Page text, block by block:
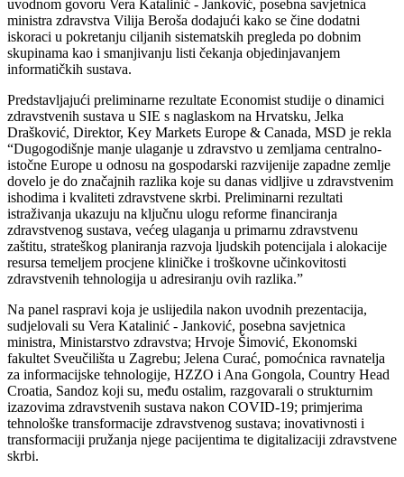
uvodnom govoru Vera Katalinić - Janković, posebna savjetnica
ministra zdravstva Vilija Beroša dodajući kako se čine dodatni
iskoraci u pokretanju ciljanih sistematskih pregleda po dobnim
skupinama kao i smanjivanju listi čekanja objedinjavanjem
informatičkih sustava.
Predstavljajući preliminarne rezultate Economist studije o dinamici
zdravstvenih sustava u SIE s naglaskom na Hrvatsku, Jelka
Drašković, Direktor, Key Markets Europe & Canada, MSD je rekla
“Dugogodišnje manje ulaganje u zdravstvo u zemljama centralno-
istočne Europe u odnosu na gospodarski razvijenije zapadne zemlje
dovelo je do značajnih razlika koje su danas vidljive u zdravstvenim
ishodima i kvaliteti zdravstvene skrbi. Preliminarni rezultati
istraživanja ukazuju na ključnu ulogu reforme financiranja
zdravstvenog sustava, većeg ulaganja u primarnu zdravstvenu
zaštitu, strateškog planiranja razvoja ljudskih potencijala i alokacije
resursa temeljem procjene kliničke i troškovne učinkovitosti
zdravstvenih tehnologija u adresiranju ovih razlika.”
Na panel raspravi koja je uslijedila nakon uvodnih prezentacija,
sudjelovali su Vera Katalinić - Janković, posebna savjetnica
ministra, Ministarstvo zdravstva; Hrvoje Šimović, Ekonomski
fakultet Sveučilišta u Zagrebu; Jelena Curać, pomoćnica ravnatelja
za informacijske tehnologije, HZZO i Ana Gongola, Country Head
Croatia, Sandoz koji su, među ostalim, razgovarali o strukturnim
izazovima zdravstvenih sustava nakon COVID-19; primjerima
tehnološke transformacije zdravstvenog sustava; inovativnosti i
transformaciji pružanja njege pacijentima te digitalizaciji zdravstvene
skrbi.